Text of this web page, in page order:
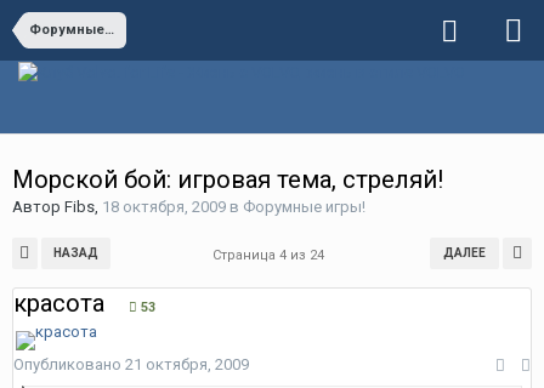
Форумные игры!
Морской бой: игровая тема, стреляй!
Автор Fibs, 18 октября, 2009 в Форумные игры!
НАЗАД ДАЛЕЕ
Страница 4 из 24
красота 53
Опубликовано 21 октября, 2009